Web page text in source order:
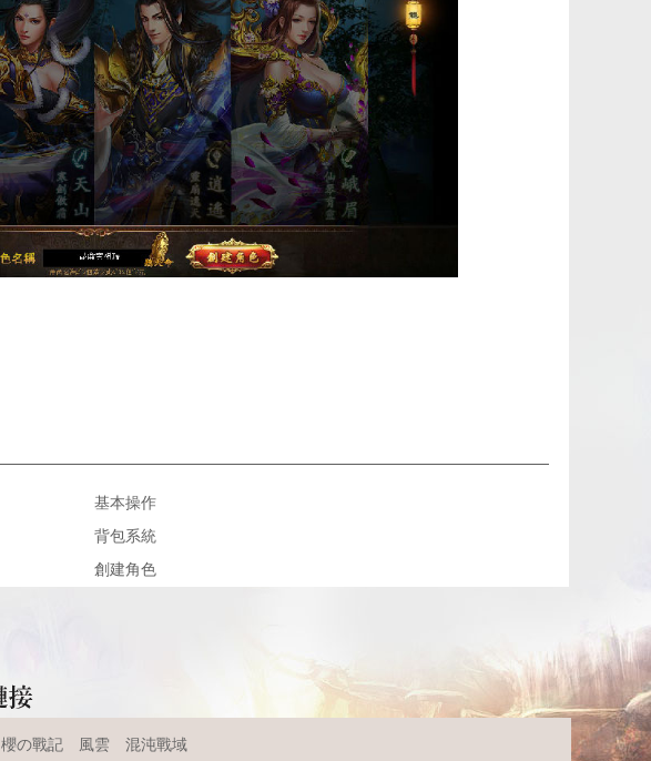
基本操作
背包系統
創建角色
櫻の戰記 風雲 混沌戰域